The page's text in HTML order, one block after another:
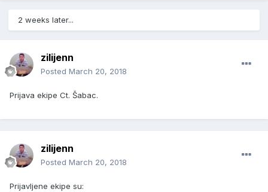
2 weeks later...
zilijenn
Posted March 20, 2018
Prijava ekipe Ct. Šabac.
zilijenn
Posted March 20, 2018
Prijavljene ekipe su: